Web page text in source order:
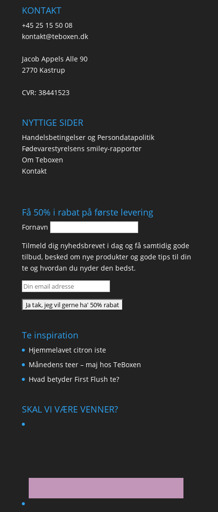
KONTAKT
+45 25 15 50 08
kontakt@teboxen.dk
Jacob Appels Alle 90
2770 Kastrup
CVR: 38441523
NYTTIGE SIDER
Handelsbetingelser og Persondatapolitik
Fødevarestyrelsens smiley-rapporter
Om Teboxen
Kontakt
Få 50% i rabat på første levering
Fornavn
Tilmeld dig nyhedsbrevet i dag og få samtidig gode
tilbud, besked om nye produkter og gode tips til din
te og hvordan du nyder den bedst.
Te inspiration
Hjemmelavet citron iste
Månedens teer – maj hos TeBoxen
Hvad betyder First Flush te?
SKAL VI VÆRE VENNER?